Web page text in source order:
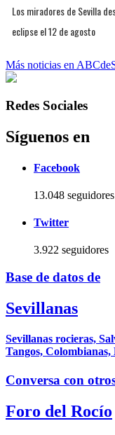
Los miradores de Sevilla
eclipse el 12 de agosto
Más noticias en
Redes Sociales
Síguenos en
Facebook
13.048 seguidores
Twitter
3.922 seguidores
Base de datos de
Sevillanas
Sevillanas rocieras,
Tangos, Colombianas,
Conversa con
Foro del Rocío